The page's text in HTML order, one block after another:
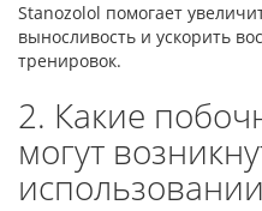
Stanozolol помогает
выносливость и ускорить
тренировок.
2. Какие
могут